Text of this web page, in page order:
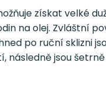
získat velké
na olej. Zvláštní
po ruční sklizni
následně jsou